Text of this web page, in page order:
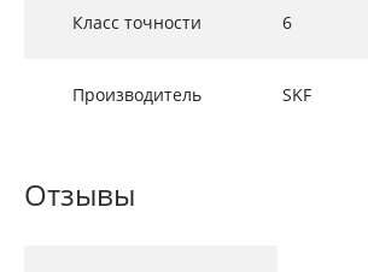
Класс точности 6
Производитель SKF
Отзывы